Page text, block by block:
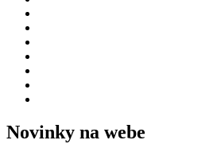
Novinky na webe